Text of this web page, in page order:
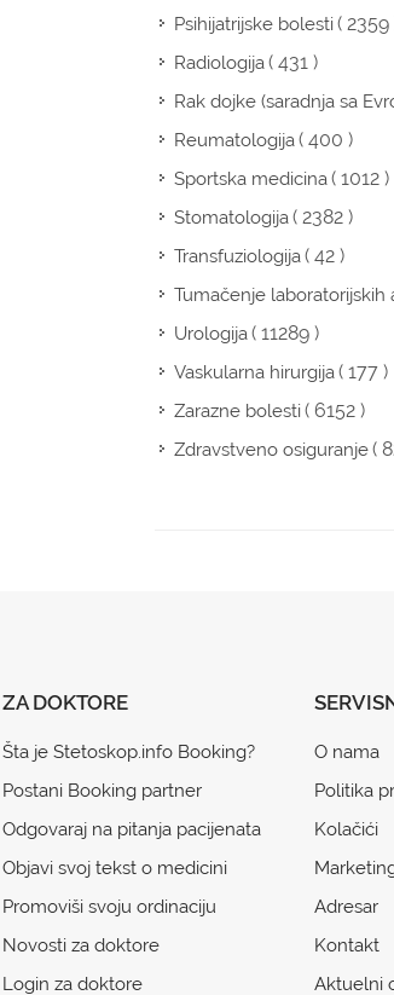
Psihijatrijske bolesti( 2359
Radiologija( 431 )
Rak dojke (saradnja sa
Reumatologija( 400 )
Sportska medicina( 1012 )
Stomatologija( 2382 )
Transfuziologija( 42 )
Tumačenje laboratorijskih
Urologija( 11289 )
Vaskularna hirurgija( 177 )
Zarazne bolesti( 6152 )
Zdravstveno osiguranje(
ZA DOKTORE
Šta je Stetoskop.info Booking?
Postani Booking partner
Odgovaraj na pitanja pacijenata
Objavi svoj tekst o medicini
Promoviši svoju ordinaciju
Novosti za doktore
Login za doktore
O nama
Politika
Kolačići
Adresar
Kontakt
Aktuelni